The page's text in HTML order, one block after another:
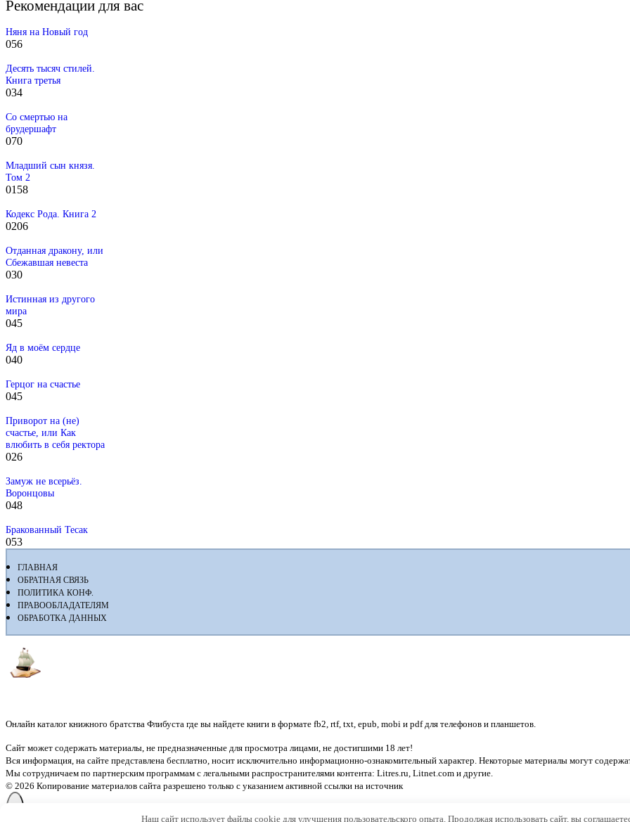
Рекомендации для вас
Няня на Новый год
056
Десять тысяч стилей.
Книга третья
034
Со смертью на
брудершафт
070
Младший сын князя.
Том 2
0158
Кодекс Рода. Книга 2
0206
Отданная дракону, или
Сбежавшая невеста
030
Истинная из другого
мира
045
Яд в моём сердце
040
Герцог на счастье
045
Приворот на (не)
счастье, или Как
влюбить в себя ректора
026
Замуж не всерьёз.
Воронцовы
048
Бракованный Тесак
053
ГЛАВНАЯ
ОБРАТНАЯ СВЯЗЬ
ПОЛИТИКА КОНФ.
ПРАВООБЛАДАТЕЛЯМ
ОБРАБОТКА ДАННЫХ
Онлайн каталог книжного братства Флибуста где вы найдете книги в формате fb2, rtf, txt, epub, mobi и pdf для телефонов и планшетов.
Сайт может содержать материалы, не предназначенные для просмотра лицами, не достигшими 18 лет!
Вся информация, на сайте представлена бесплатно, носит исключительно информационно-ознакомительный характер. Некоторые материалы могут
Мы сотрудничаем по партнерским программам с легальными распространителями контента: Litres.ru, Litnet.com и другие.
© 2026 Копирование материалов сайта разрешено только с указанием активной ссылки на источник
Наш сайт использует файлы cookie для улучшения пользовательского опыта. Продолжая использовать сайт, вы